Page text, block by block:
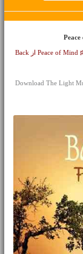
عاشقان و طرفداران آهنگ بی کلام و آرامش بخش! آهنگ لایت ♯ Peace of Mind از Back
Download The Light